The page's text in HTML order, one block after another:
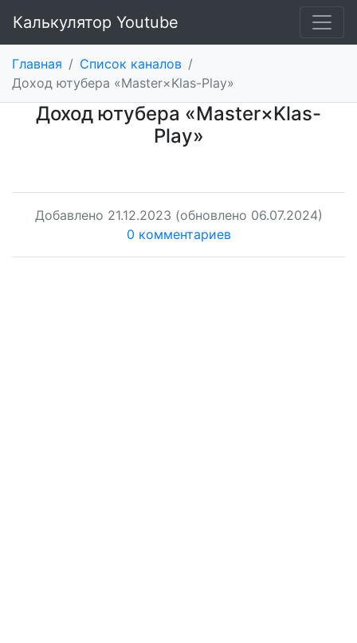
Калькулятор Youtube
Главная / Список каналов /
Доход ютубера «Master×Klas-Play»
Доход ютубера «Master×Klas-
Play»
Добавлено 21.12.2023 (обновлено 06.07.2024)
0 комментариев